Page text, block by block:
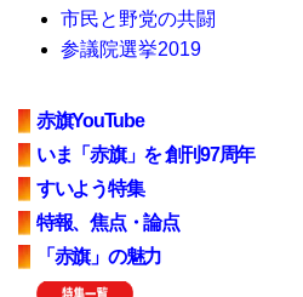
市民と野党の共闘
参議院選挙2019
赤旗YouTube
いま「赤旗」を 創刊97周年
すいよう特集
特報、焦点・論点
「赤旗」の魅力